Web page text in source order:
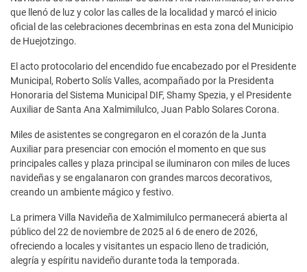
que llenó de luz y color las calles de la localidad y marcó el inicio
oficial de las celebraciones decembrinas en esta zona del Municipio
de Huejotzingo.
El acto protocolario del encendido fue encabezado por el Presidente
Municipal, Roberto Solís Valles, acompañado por la Presidenta
Honoraria del Sistema Municipal DIF, Shamy Spezia, y el Presidente
Auxiliar de Santa Ana Xalmimilulco, Juan Pablo Solares Corona.
Miles de asistentes se congregaron en el corazón de la Junta
Auxiliar para presenciar con emoción el momento en que sus
principales calles y plaza principal se iluminaron con miles de luces
navideñas y se engalanaron con grandes marcos decorativos,
creando un ambiente mágico y festivo.
La primera Villa Navideña de Xalmimilulco permanecerá abierta al
público del 22 de noviembre de 2025 al 6 de enero de 2026,
ofreciendo a locales y visitantes un espacio lleno de tradición,
alegría y espíritu navideño durante toda la temporada.